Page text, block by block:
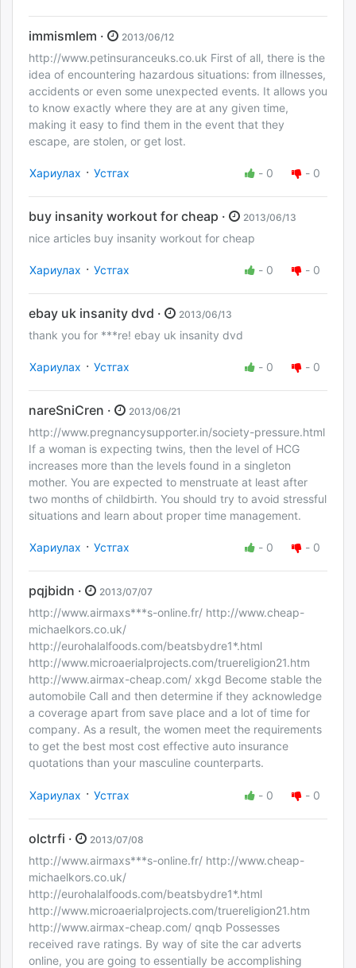
immismlem · 2013/06/12
http://www.petinsuranceuks.co.uk First of all, there is the
idea of encountering hazardous situations: from illnesses,
accidents or even some unexpected events. It allows you
to know exactly where they are at any given time,
making it easy to find them in the event that they
escape, are stolen, or get lost.
Хариулах · Устгах - 0 - 0
buy insanity workout for cheap · 2013/06/13
nice articles buy insanity workout for cheap
Хариулах · Устгах - 0 - 0
ebay uk insanity dvd · 2013/06/13
thank you for ***re! ebay uk insanity dvd
Хариулах · Устгах - 0 - 0
nareSniCren · 2013/06/21
http://www.pregnancysupporter.in/society-pressure.html
If a woman is expecting twins, then the level of HCG
increases more than the levels found in a singleton
mother. You are expected to menstruate at least after
two months of childbirth. You should try to avoid stressful
situations and learn about proper time management.
Хариулах · Устгах - 0 - 0
pqjbidn · 2013/07/07
http://www.airmaxs***s-online.fr/ http://www.cheap-
michaelkors.co.uk/
http://eurohalalfoods.com/beatsbydre1*.html
http://www.microaerialprojects.com/truereligion21.htm
http://www.airmax-cheap.com/ xkgd Become stable the
automobile Call and then determine if they acknowledge
a coverage apart from save place and a lot of time for
company. As a result, the women meet the requirements
to get the best most cost effective auto insurance
quotations than your masculine counterparts.
Хариулах · Устгах - 0 - 0
olctrfi · 2013/07/08
http://www.airmaxs***s-online.fr/ http://www.cheap-
michaelkors.co.uk/
http://eurohalalfoods.com/beatsbydre1*.html
http://www.microaerialprojects.com/truereligion21.htm
http://www.airmax-cheap.com/ qnqb Possesses
received rave ratings. By way of site the car adverts
online, you are going to essentially be accomplishing